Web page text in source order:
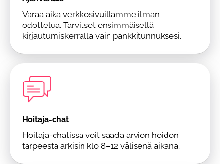
Varaa aika verkkosivuillamme ilman
odottelua. Tarvitset ensimmäisellä
kirjautumiskerralla vain pankkitunnuksesi.
Hoitaja-chat
Hoitaja-chatissa voit saada arvion hoidon
tarpeesta arkisin klo 8–12 välisenä aikana.